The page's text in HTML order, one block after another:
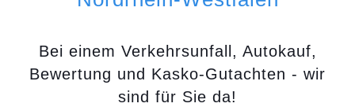
Bei einem Verkehrsunfall, Autokauf,
Bewertung und Kasko-Gutachten - wir
sind für Sie da!